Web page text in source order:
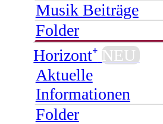
Musik Beiträge
Folder
Horizont⁺ NEU
Aktuelle
Informationen
Folder